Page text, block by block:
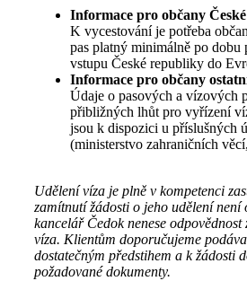
Informace pro občany
K vycestování je potřeba
pas platný minimálně po
vstupu České republiky do
Informace pro občany
Údaje o pasových a vízových
přibližných lhůt pro vyřízení
jsou k dispozici u příslušných
(ministerstvo zahraničních
Udělení víza je plně v kompetenci
zamítnutí žádosti o jeho udělení není
kancelář Čedok nenese
víza. Klientům doporučujeme
dostatečným předstihem a k žádosti
požadované dokumenty.